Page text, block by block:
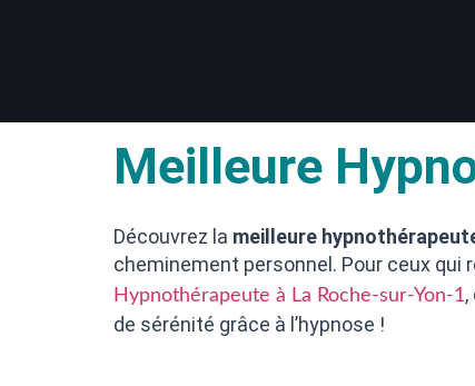
Meilleure
Découvrez la meilleure
cheminement personnel. Pour ceux qui
Hypnothérapeute à La Roche-sur-Yon-1
de sérénité grâce à l’hypnose !